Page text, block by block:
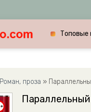
Топовые
Роман, проза »